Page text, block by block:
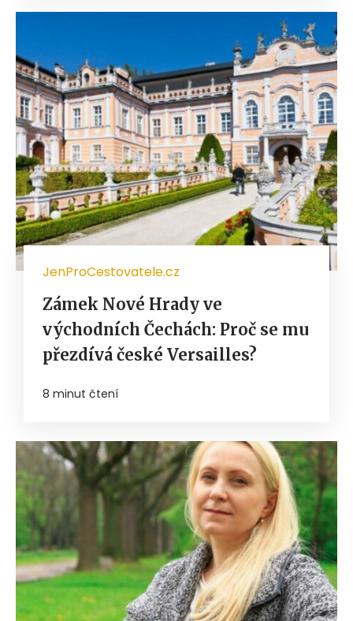
JenProCestovatele.cz
Zámek Nové Hrady ve
východních Čechách: Proč se mu
přezdívá české Versailles?
8 minut čtení